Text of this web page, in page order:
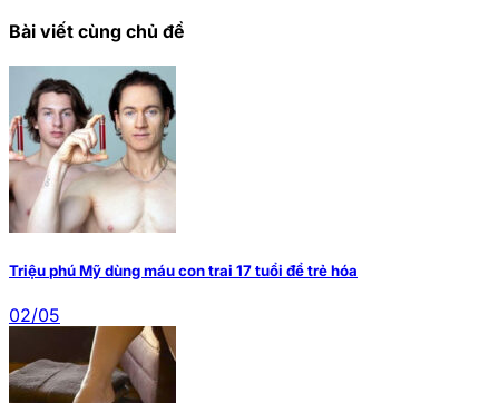
Bài viết cùng chủ đề
Triệu phú Mỹ dùng máu con trai 17 tuổi để trẻ hóa
02/05